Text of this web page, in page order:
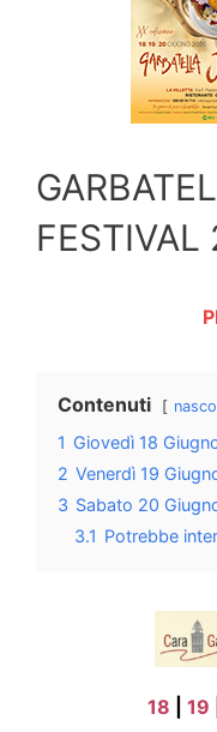
FESTIVAL
Contenuti
1 Giovedì 18
2 Venerdì 19
3 Sabato 20
3.1 Potrebbe
18 19